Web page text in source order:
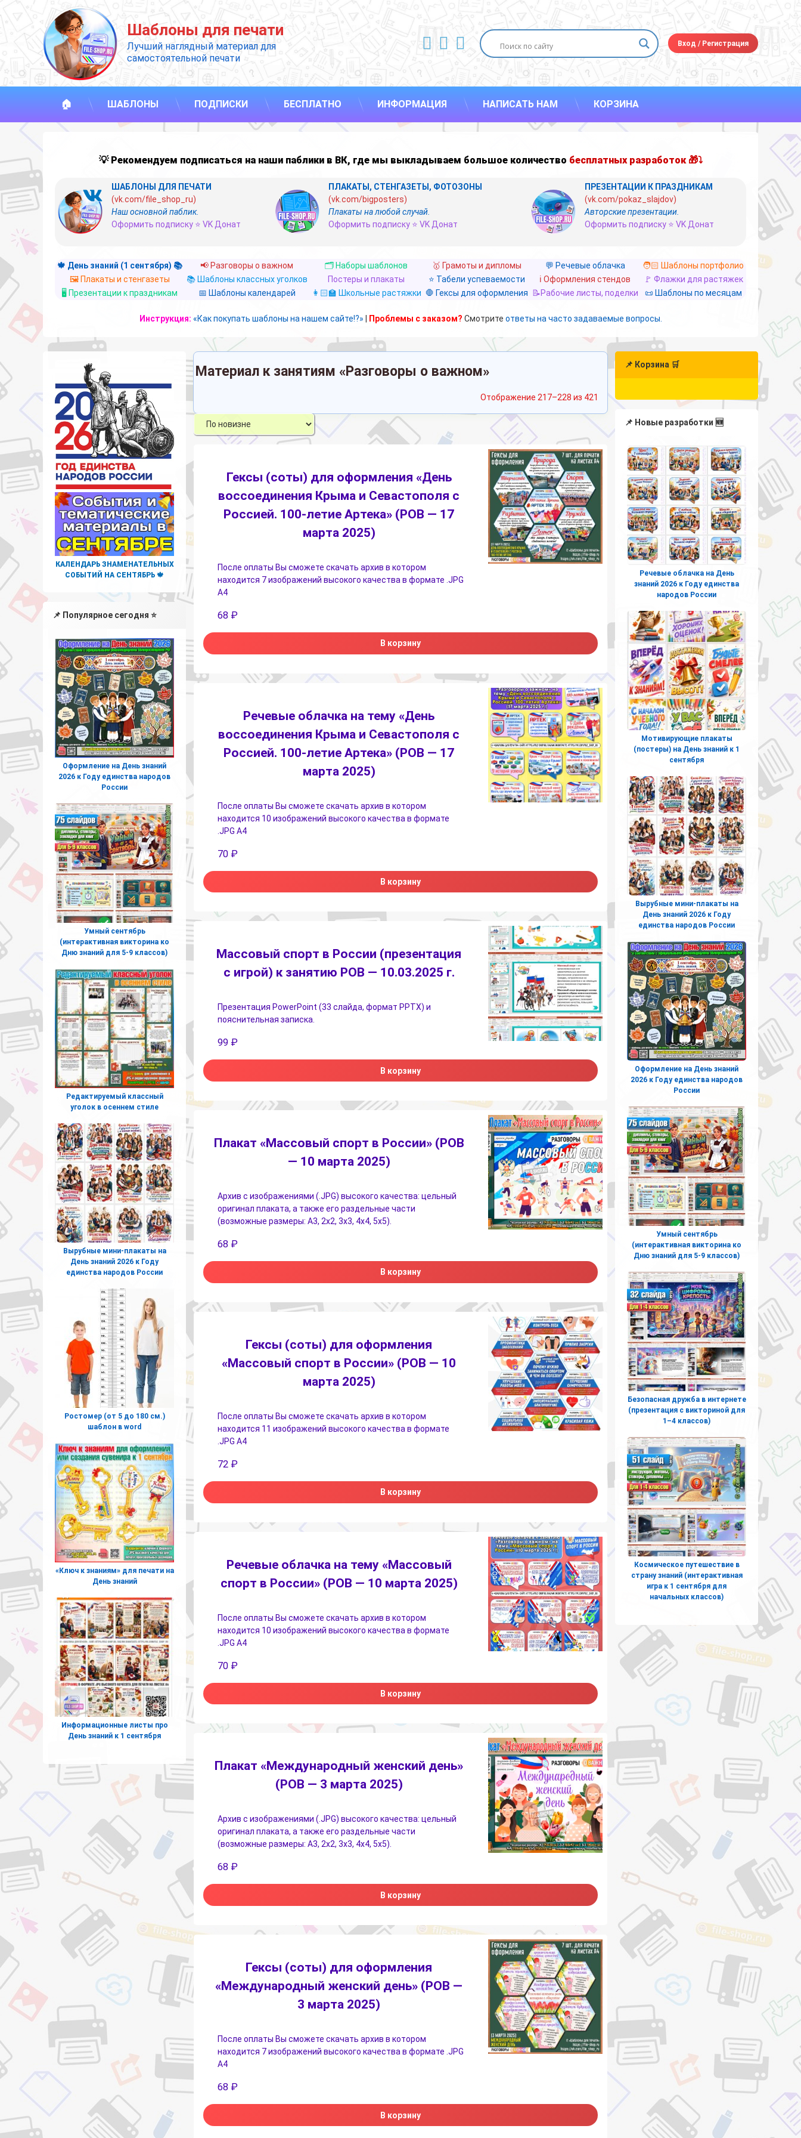
Перейти
к
содержимому
Шаблоны для печати
Лучший наглядный материал для
самостоятельной печати
ВКонтакте
YouTube
E-mail Вход /Регистрация
🏠 ШАБЛОНЫ ПОДПИСКИ БЕСПЛАТНО ИНФОРМАЦИЯ НАПИСАТЬ НАМ КОРЗИНА
💡 Рекомендуем подписаться на наши паблики в ВК, где мы выкладываем большое количество бесплатных разработок 🎁⤵
ШАБЛОНЫ ДЛЯ ПЕЧАТИ
(vk.com/file_shop_ru)
Наш основной паблик.
Оформить подписку ⭐ VK Донат
ПЛАКАТЫ, СТЕНГАЗЕТЫ, ФОТОЗОНЫ
(vk.com/bigposters)
Плакаты на любой случай.
Оформить подписку ⭐ VK Донат
ПРЕЗЕНТАЦИИ К ПРАЗДНИКАМ
(vk.com/pokaz_slajdov)
Авторские презентации.
Оформить подписку ⭐ VK Донат
🍁 День знаний (1 сентября) 📚 📢 Разговоры о важном 🗂️ Наборы шаблонов 🥇 Грамоты и дипломы 💬 Речевые облачка
🧑🏻 Шаблоны портфолио
🖼️ Плакаты и стенгазеты
📚 Шаблоны классных уголков Постеры и плакаты ⭐ Табели успеваемости ℹ️ Оформления стендов
🚩 Флажки для растяжек
🖥️ Презентации к праздникам
📅 Шаблоны календарей 👩🏻‍🏫 Школьные растяжки 🛑 Гексы для оформления 📝Рабочие листы, поделки 📜 Шаблоны по месяцам
Инструкция: «Как покупать шаблоны на нашем сайте!?» Проблемы с заказом? Смотрите ответы на часто задаваемые вопросы.
Материал к занятиям «Разговоры о важном»
Отображение 217–228 из 421
Сортировка:
самые
недавние
Гексы (соты) для оформления «День
воссоединения Крыма и Севастополя с
Россией. 100-летие Артека» (РОВ — 17
марта 2025)
После оплаты Вы сможете скачать архив в котором
находится 7 изображений высокого качества в формате .JPG
А4
68 ₽
В корзину
Речевые облачка на тему «День
воссоединения Крыма и Севастополя с
Россией. 100-летие Артека» (РОВ — 17
марта 2025)
После оплаты Вы сможете скачать архив в котором
находится 10 изображений высокого качества в формате
.JPG А4
70 ₽
В корзину
Массовый спорт в России (презентация
с игрой) к занятию РОВ — 10.03.2025 г.
Презентация PowerPoint (33 слайда, формат PPTX) и
пояснительная записка.
99 ₽
В корзину
Плакат «Массовый спорт в России» (РОВ
— 10 марта 2025)
Архив с изображениями (.JPG) высокого качества: цельный
оригинал плаката, а также его раздельные части
(возможные размеры: А3, 2х2, 3х3, 4х4, 5х5).
68 ₽
В корзину
Гексы (соты) для оформления
«Массовый спорт в России» (РОВ — 10
марта 2025)
После оплаты Вы сможете скачать архив в котором
находится 11 изображений высокого качества в формате
.JPG А4
72 ₽
В корзину
Речевые облачка на тему «Массовый
спорт в России» (РОВ — 10 марта 2025)
После оплаты Вы сможете скачать архив в котором
находится 10 изображений высокого качества в формате
.JPG А4
70 ₽
В корзину
Плакат «Международный женский день»
(РОВ — 3 марта 2025)
Архив с изображениями (.JPG) высокого качества: цельный
оригинал плаката, а также его раздельные части
(возможные размеры: А3, 2х2, 3х3, 4х4, 5х5).
68 ₽
В корзину
Гексы (соты) для оформления
«Международный женский день» (РОВ —
3 марта 2025)
После оплаты Вы сможете скачать архив в котором
находится 7 изображений высокого качества в формате .JPG
А4
68 ₽
В корзину
КАЛЕНДАРЬ ЗНАМЕНАТЕЛЬНЫХ
СОБЫТИЙ НА СЕНТЯБРЬ 🍁
📌 Популярное сегодня ⭐
Оформление на День знаний
2026 к Году единства народов
России
Умный сентябрь
(интерактивная викторина ко
Дню знаний для 5-9 классов)
Редактируемый классный
уголок в осеннем стиле
Вырубные мини-плакаты на
День знаний 2026 к Году
единства народов России
Ростомер (от 5 до 180 см.)
шаблон в word
«Ключ к знаниям» для печати на
День знаний
Информационные листы про
День знаний к 1 сентября
📌 Корзина 🛒
📌 Новые разработки 🆕
Речевые облачка на День
знаний 2026 к Году единства
народов России
Мотивирующие плакаты
(постеры) на День знаний к 1
сентября
Вырубные мини-плакаты на
День знаний 2026 к Году
единства народов России
Оформление на День знаний
2026 к Году единства народов
России
Умный сентябрь
(интерактивная викторина ко
Дню знаний для 5-9 классов)
Безопасная дружба в интернете
(презентация с викториной для
1–4 классов)
Космическое путешествие в
страну знаний (интерактивная
игра к 1 сентября для
начальных классов)